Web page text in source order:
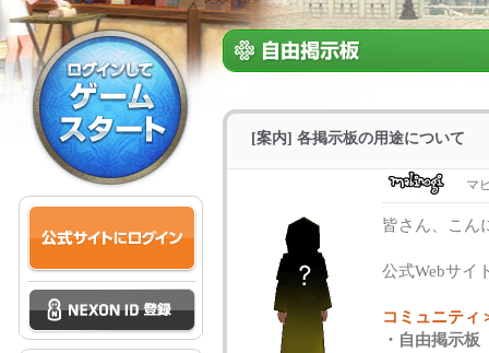
[案内] 各掲示板の用途について
マ
皆さん、こん
公式Webサイ
コミュニティ
・自由掲示板